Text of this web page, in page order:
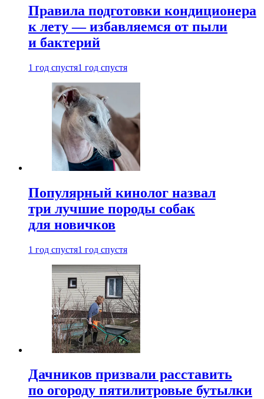
Правила подготовки кондиционера
к лету — избавляемся от пыли
и бактерий
1 год спустя1 год спустя
Популярный кинолог назвал
три лучшие породы собак
для новичков
1 год спустя1 год спустя
Дачников призвали расставить
по огороду пятилитровые бутылки